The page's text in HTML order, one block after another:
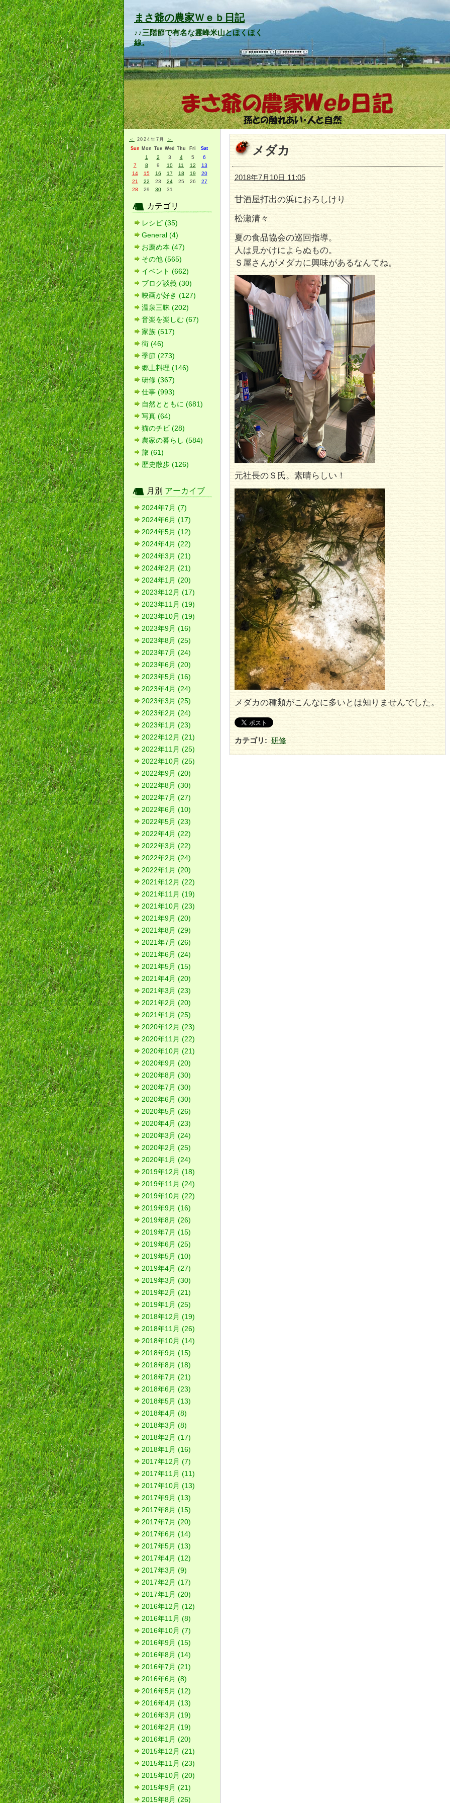
まさ爺の農家Ｗｅｂ日記
♪♪三階節で有名な霊峰米山とほくほく
線。
メダカ
2018年7月10日 11:05
甘酒屋打出の浜におろしけり
松瀬清々
夏の食品協会の巡回指導。
人は見かけによらぬもの。
Ｓ屋さんがメダカに興味があるなんてね。
元社長のＳ氏。素晴らしい！
メダカの種類がこんなに多いとは知りませんでした。
カテゴリ : 研修
＜ 2024年7月
＞
Sun Mon Tue Wed Thu Fri Sat
1 2 3 4 5
6
7
8 9 10 11 12
13
14
15 16 17 18 19
20
21
22 23 24 25 26
27
28
29 30 31
カテゴリ
レシピ (35)
General (4)
お薦め本 (47)
その他 (565)
イベント (662)
ブログ談義 (30)
映画が好き (127)
温泉三昧 (202)
音楽を楽しむ (67)
家族 (517)
街 (46)
季節 (273)
郷土料理 (146)
研修 (367)
仕事 (993)
自然とともに (681)
写真 (64)
猫のチビ (28)
農家の暮らし (584)
旅 (61)
歴史散歩 (126)
月別 アーカイブ
2024年7月 (7)
2024年6月 (17)
2024年5月 (12)
2024年4月 (22)
2024年3月 (21)
2024年2月 (21)
2024年1月 (20)
2023年12月 (17)
2023年11月 (19)
2023年10月 (19)
2023年9月 (16)
2023年8月 (25)
2023年7月 (24)
2023年6月 (20)
2023年5月 (16)
2023年4月 (24)
2023年3月 (25)
2023年2月 (24)
2023年1月 (23)
2022年12月 (21)
2022年11月 (25)
2022年10月 (25)
2022年9月 (20)
2022年8月 (30)
2022年7月 (27)
2022年6月 (10)
2022年5月 (23)
2022年4月 (22)
2022年3月 (22)
2022年2月 (24)
2022年1月 (20)
2021年12月 (22)
2021年11月 (19)
2021年10月 (23)
2021年9月 (20)
2021年8月 (29)
2021年7月 (26)
2021年6月 (24)
2021年5月 (15)
2021年4月 (20)
2021年3月 (23)
2021年2月 (20)
2021年1月 (25)
2020年12月 (23)
2020年11月 (22)
2020年10月 (21)
2020年9月 (20)
2020年8月 (30)
2020年7月 (30)
2020年6月 (30)
2020年5月 (26)
2020年4月 (23)
2020年3月 (24)
2020年2月 (25)
2020年1月 (24)
2019年12月 (18)
2019年11月 (24)
2019年10月 (22)
2019年9月 (16)
2019年8月 (26)
2019年7月 (15)
2019年6月 (25)
2019年5月 (10)
2019年4月 (27)
2019年3月 (30)
2019年2月 (21)
2019年1月 (25)
2018年12月 (19)
2018年11月 (26)
2018年10月 (14)
2018年9月 (15)
2018年8月 (18)
2018年7月 (21)
2018年6月 (23)
2018年5月 (13)
2018年4月 (8)
2018年3月 (8)
2018年2月 (17)
2018年1月 (16)
2017年12月 (7)
2017年11月 (11)
2017年10月 (13)
2017年9月 (13)
2017年8月 (15)
2017年7月 (20)
2017年6月 (14)
2017年5月 (13)
2017年4月 (12)
2017年3月 (9)
2017年2月 (17)
2017年1月 (20)
2016年12月 (12)
2016年11月 (8)
2016年10月 (7)
2016年9月 (15)
2016年8月 (14)
2016年7月 (21)
2016年6月 (8)
2016年5月 (12)
2016年4月 (13)
2016年3月 (19)
2016年2月 (19)
2016年1月 (20)
2015年12月 (21)
2015年11月 (23)
2015年10月 (20)
2015年9月 (21)
2015年8月 (26)